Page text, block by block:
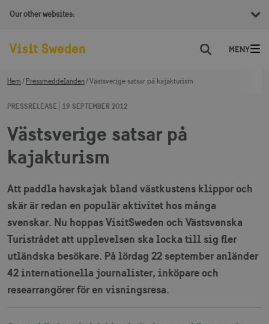
Our other websites:
Sök
Hem Pressmeddelanden Västsverige satsar på kajakturism
PRESSRELEASE 19 SEPTEMBER 2012
Västsverige satsar på
kajakturism
Att paddla havskajak bland västkustens klippor och
skär är redan en populär aktivitet hos många
svenskar. Nu hoppas VisitSweden och Västsvenska
Turistrådet att upplevelsen ska locka till sig fler
utländska besökare. På lördag 22 september anländer
42 internationella journalister, inköpare och
researrangörer för en visningsresa.